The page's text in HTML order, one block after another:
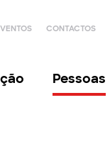
CONTACTOS
Pessoas